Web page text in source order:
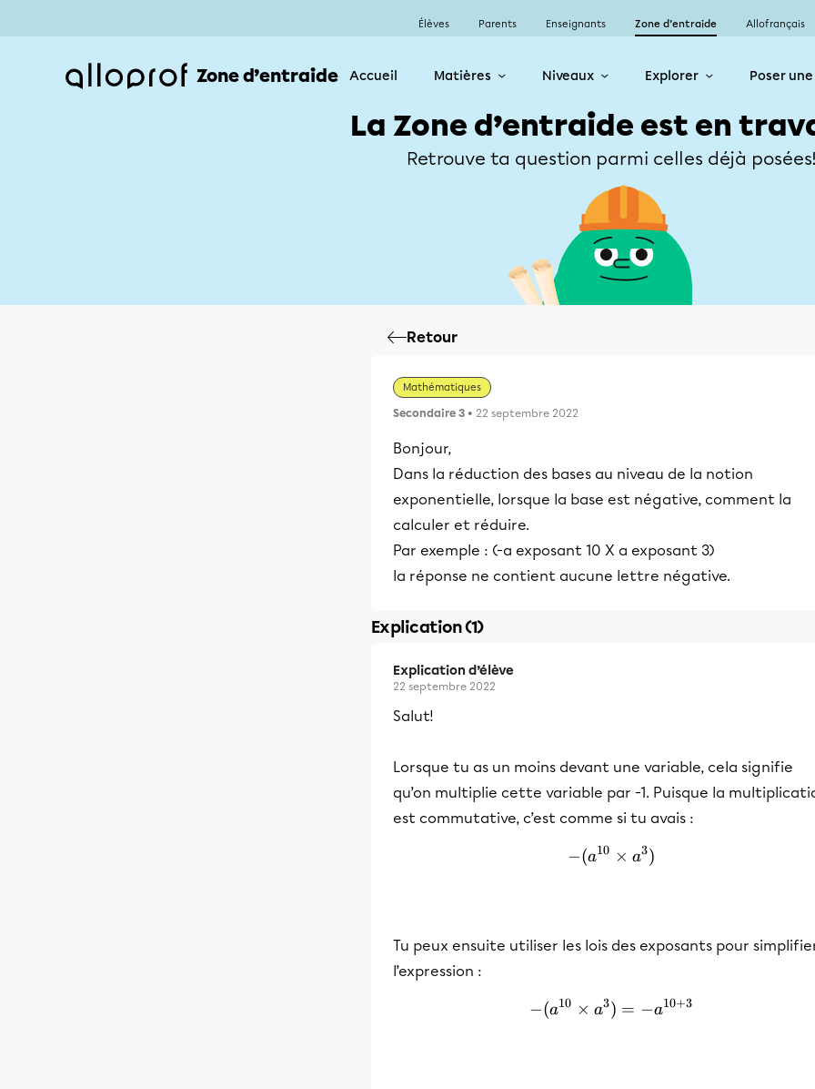
Élèves Parents Enseignants Zone d’entraide Allofrançais
Zone d’entraide Accueil Matières Niveaux Explorer Poser
La Zone d’entraide est en
Retrouve ta question parmi celles déjà
Retour
Mathématiques
Secondaire 3 • 22 septembre 2022
Bonjour,
Dans la réduction des bases au niveau de la notion
exponentielle, lorsque la base est négative, comment la
calculer et réduire.
Par exemple : (-a exposant 10 X a exposant 3)
la réponse ne contient aucune lettre négative.
Explication (1)
Explication d’élève
22 septembre 2022
Salut!
Lorsque tu as un moins devant une variable, cela signifie
qu’on multiplie cette variable par -1. Puisque la
est commutative, c’est comme si tu avais :
-(a^{ 10 }\times a^3)
−(a10 × a3)
Tu peux ensuite utiliser les lois des exposants pour
l’expression :
-(a^{ 10 }\times a^3)=-
−(a10 × a3) = −a10+3